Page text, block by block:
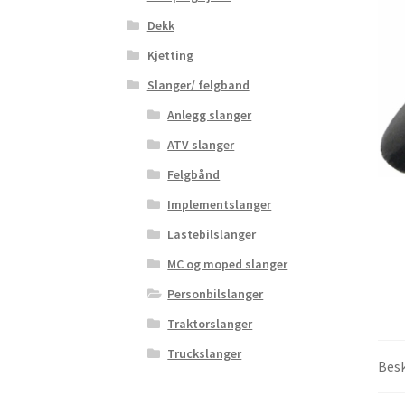
Dekk
Kjetting
Slanger/ felgband
Anlegg slanger
ATV slanger
Felgbånd
Implementslanger
Lastebilslanger
MC og moped slanger
Personbilslanger
Traktorslanger
Truckslanger